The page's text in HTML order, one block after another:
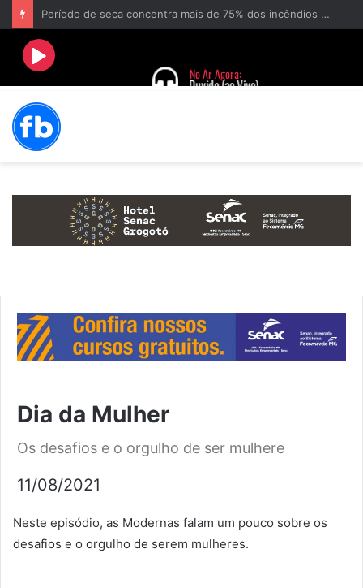
Período de seca concentra mais de 75% dos incêndios às margens da BR-040 e reforça alerta para prevenção
Dia da Mulher
Os desafios e o orgulho de ser mulhere
11/08/2021
Neste episódio, as Modernas falam um pouco sobre os
desafios e o orgulho de serem mulheres.